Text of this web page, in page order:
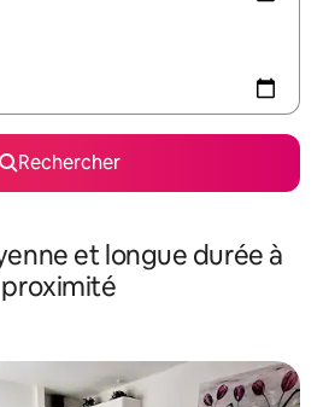
Rechercher
et longue durée à
proximité